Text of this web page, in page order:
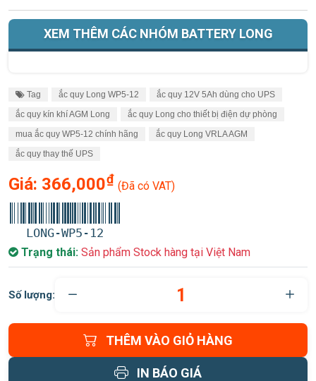
XEM THÊM CÁC NHÓM BATTERY LONG
Tag ắc quy Long WP5-12
ắc quy 12V 5Ah dùng cho UPS
ắc quy kín khí AGM Long
ắc quy Long cho thiết bị điện dự phòng
mua ắc quy WP5-12 chính hãng
ắc quy Long VRLA AGM
ắc quy thay thế UPS
Giá: 366,000₫ (Đã có VAT)
LONG-WP5-12
Trạng thái: Sản phẩm Stock hàng tại Việt Nam
Số lượng:
THÊM VÀO GIỎ HÀNG
IN BÁO GIÁ